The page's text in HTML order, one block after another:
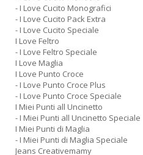
- I Love Cucito Monografici
- I Love Cucito Pack Extra
- I Love Cucito Speciale
I Love Feltro
- I Love Feltro Speciale
I Love Maglia
I Love Punto Croce
- I Love Punto Croce Plus
- I Love Punto Croce Speciale
I Miei Punti all Uncinetto
- I Miei Punti all Uncinetto Speciale
I Miei Punti di Maglia
- I Miei Punti di Maglia Speciale
Jeans Creativemamy